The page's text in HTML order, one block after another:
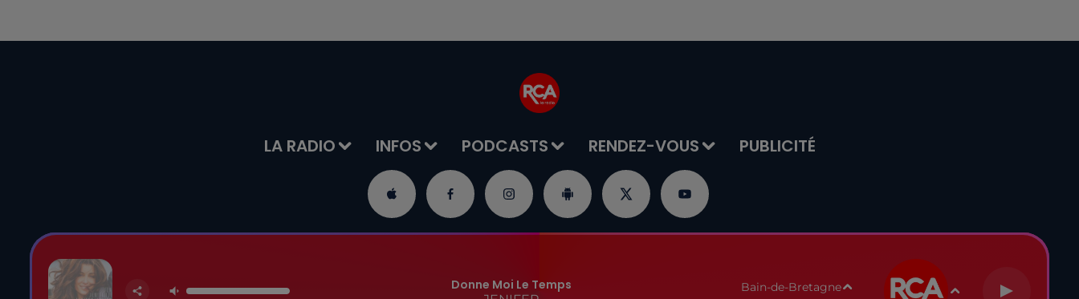
LA RADIO INFOS PODCASTS RENDEZ-VOUS PUBLICITÉ
Donne Moi Le Temps Bain-de-Bretagne